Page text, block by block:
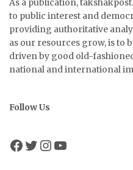
As a publication,
to public interest and
providing authoritative
as our resources grow, is to
driven by good old-
national and international
Follow Us
Facebook
Twitter
Instagram
YouTube